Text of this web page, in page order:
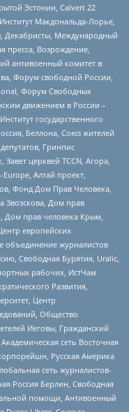
Эстонии, Calvert 22
Макдональда-Лорье,
Декабристы, Международный
пресса, Возрождение,
антивоенный комитет в
Форум свободной России,
Форум Свободных
движением в России –
государственного
Беллона, Союз жителей
Гринпис
церквей TCCN, Агора,
Алтай проект,
Фонд Дом Прав Человека,
Звозскова, Дом прав
Дом прав человека Крым,
европейских
объединение журналистов
Свободная Бурятия, Uralic,
рабочих, ИстЧам
Развития,
Центр
Общество
Иеговы, Гражданский
сеть Восточная
Русская Америка
сеть журналистов-
Россия Берлин, Свободная
помощи, Антивоенный